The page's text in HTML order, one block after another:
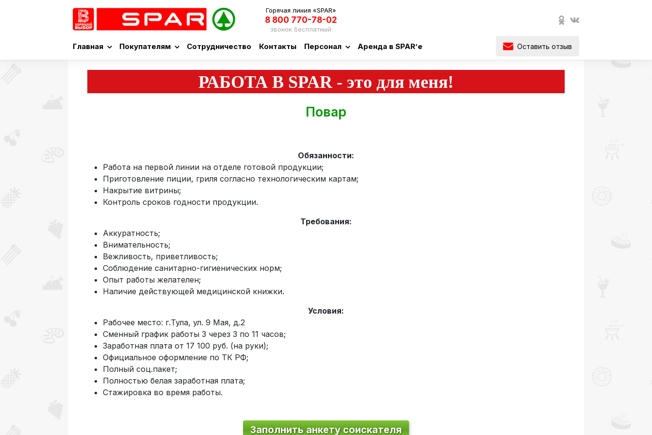
Горячая линия «SPAR»
8 800 770-78-02
звонок бесплатный
Главная Покупателям Сотрудничество Контакты Персонал Аренда в SPAR’е Оставить отзыв
РАБОТА В SPAR - это для меня!
Повар
Обязанности:
Работа на первой линии на отделе готовой продукции;
Приготовление пиции, гриля согласно технологическим картам;
Накрытие витрины;
Контроль сроков годности продукции.
Требования:
Аккуратность;
Внимательность;
Вежливость, приветливость;
Соблюдение санитарно-гигиенических норм;
Опыт работы желателен;
Наличие действующей медицинской книжки.
Условия:
Рабочее место: г.Тула, ул. 9 Мая, д.2
Сменный график работы 3 через 3 по 11 часов;
Заработная плата от 17 100 руб. (на руки);
Официальное оформление по ТК РФ;
Полный соц.пакет;
Полностью белая заработная плата;
Стажировка во время работы.
Заполнить анкету соискателя